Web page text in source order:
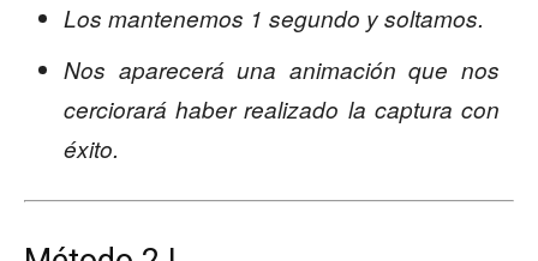
Los mantenemos 1 segundo y soltamos.
Nos aparecerá una animación que nos
cerciorará haber realizado la captura con
éxito.